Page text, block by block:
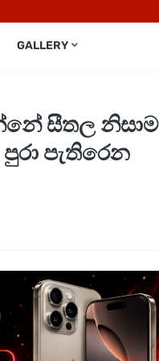
GALLERY
සීතල නිසාම
පැතිරෙන